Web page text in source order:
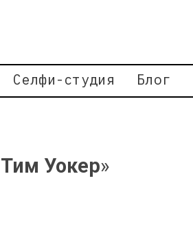
Селфи-студия Блог
Тим Уокер»